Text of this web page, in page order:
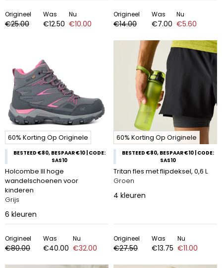
Origineel
€25.00
Was
€12.50
Nu
€10.00
Origineel
€14.00
Was
€7.00
Nu
€5.60
60% Korting Op Originele
BESTEED €80, BESPAAR €10 | CODE:
SAS10
Holcombe III hoge
wandelschoenen voor
kinderen
Grijs
6 kleuren
Origineel
€80.00
Was
€40.00
Nu
€32.00
60% Korting Op Originele
BESTEED €80, BESPAAR €10 | CODE:
SAS10
Tritan fles met flipdeksel, 0,6 L
Groen
4 kleuren
Origineel
€27.50
Was
€13.75
Nu
€11.00